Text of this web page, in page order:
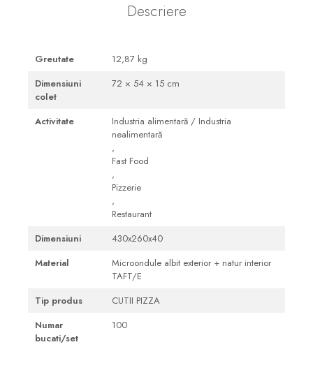
Descriere
Greutate
12,87 kg
Dimensiuni
colet
72 × 54 × 15 cm
Activitate
Industria alimentară / Industria
nealimentară
,
Fast Food
,
Pizzerie
,
Restaurant
Dimensiuni
430x260x40
Material
Microondule albit exterior + natur interior
TAFT/E
Tip produs
CUTII PIZZA
Numar
bucati/set
100